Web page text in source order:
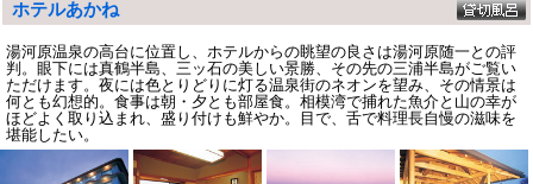
ホテルあかね
湯河原温泉の高台に位置し、ホテルからの眺望の良さは湯河原随一との評
判。眼下には真鶴半島、三ッ石の美しい景勝、その先の三浦半島がご覧い
ただけます。夜には色とりどりに灯る温泉街のネオンを望み、その情景は
何とも幻想的。食事は朝・夕とも部屋食。相模湾で捕れた魚介と山の幸が
ほどよく取り込まれ、盛り付けも鮮やか。目で、舌で料理長自慢の滋味を
堪能したい。